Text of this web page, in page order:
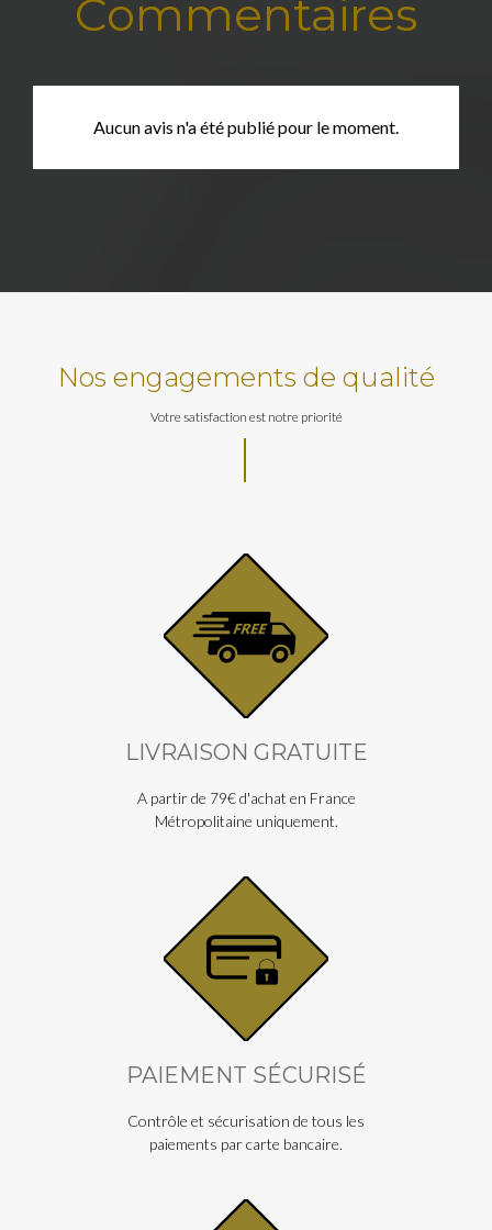
Commentaires
Aucun avis n'a été publié pour le moment.
Nos engagements de qualité
Votre satisfaction est notre priorité
LIVRAISON GRATUITE
A partir de 79€ d'achat en France
Métropolitaine uniquement.
PAIEMENT SÉCURISÉ
Contrôle et sécurisation de tous les
paiements par carte bancaire.